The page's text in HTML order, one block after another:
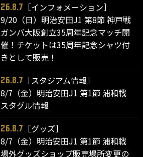
26.8.7
［インフォメーション］
9/20（日）明治安田J1 第8節 神戸戦
ガンバ大阪創立35周年記念マッチ開
催！チケットは35周年記念シャツ付
きとして販売！
26.8.7
［スタジアム情報］
8/7（金）明治安田J1 第1節 浦和戦
スタグル情報
26.8.7
［グッズ］
8/7（金）明治安田J1 第1節 浦和戦
場外グッズショップ販売場所変更の